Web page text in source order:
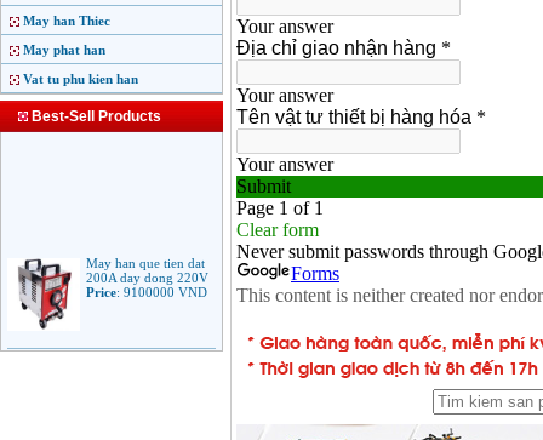
May han Thiec
May phat han
Vat tu phu kien han
Best-Sell Products
200A day dong 220V
Price:9100000 VND
May han que dien tu